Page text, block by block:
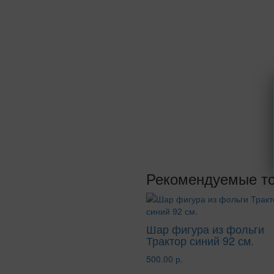
Рекомендуемые
Шар фигура из фольги
Трактор синий 92 см.
500.00 р.